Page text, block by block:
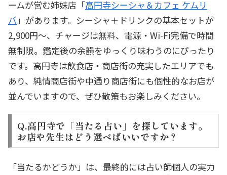
ームが営む姉妹店「高円寺シーシャ＆カフェ ケムリ
バ」があります。シーシャ＋ドリンクの基本セットが
2,900円〜、チャージは無料、電源・Wi-Fi完備で時間
無制限。鑑定後の余韻をゆっくり味わうのにぴったり
です。高円寺は飲食店・商店街の充実したエリアでも
あり、純情商店街や中通り商店街にも個性的なお店が
並んでいますので、ぜひ散策もお楽しみください。
Q.高円寺で「当たる占い」を探しています。
お店や先生はどう選べばいいですか？
「当たるかどうか」は、最終的には占い師個人の実力